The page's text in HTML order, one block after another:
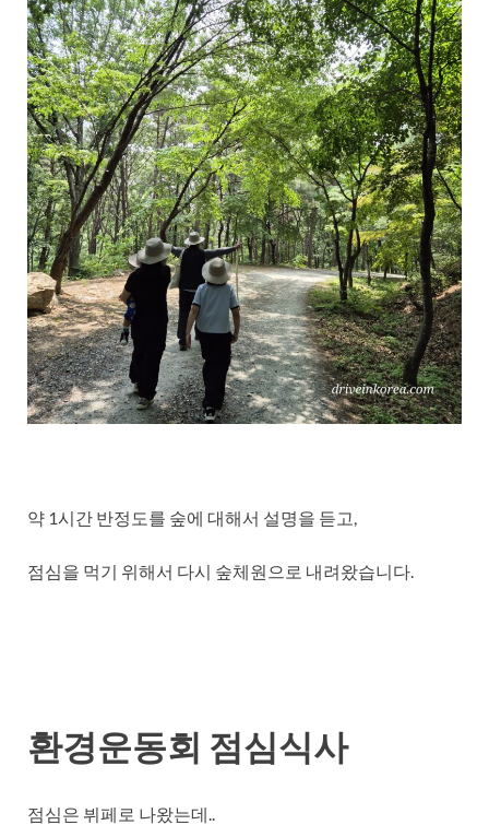
약 1시간 반정도를 숲에 대해서 설명을 듣고,
점심을 먹기 위해서 다시 숲체원으로 내려왔습니다.
환경운동회 점심식사
점심은 뷔페로 나왔는데..